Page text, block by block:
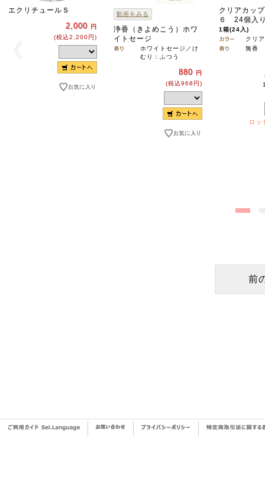
エクリチュールＳ
2,000 円
(税込2,200円)
動画をみる
浄香（きよめこう）ホワ
イトセージ
ホワイトセージ／け
むり：ふつう
880 円
(税込968円)
クリアカッ
６ 24個入
1箱(24入)
クリア
無香
ロッ